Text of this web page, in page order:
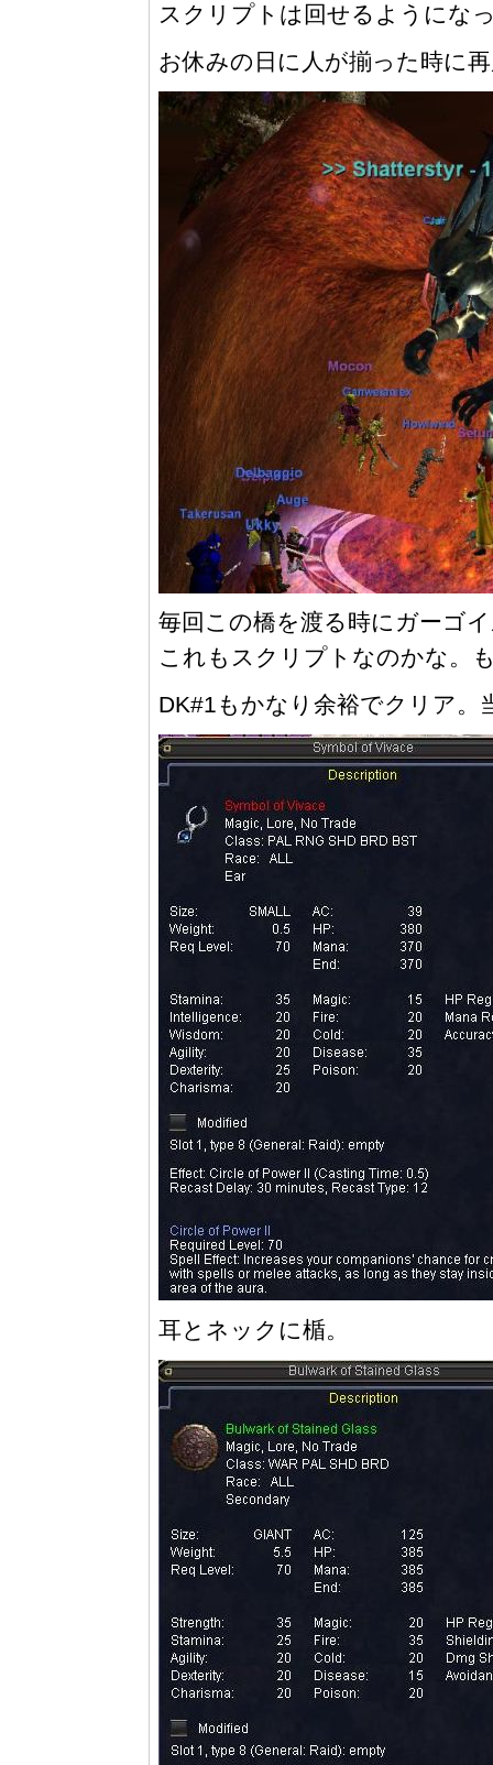
スクリプトは回せるようにな
お休みの日に人が揃った時に
毎回この橋を渡る時にガーゴ
これもスクリプトなのかな。
DK#1もかなり余裕でクリア。
耳とネックに楯。